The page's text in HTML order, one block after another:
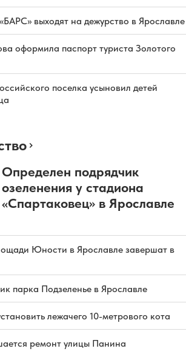
выходят на дежурство в Ярославле
оформила паспорт туриста Золотого
поселка усыновил детей
Определен подрядчик
озеленения у стадиона
«Спартаковец» в Ярославле
Юности в Ярославле завершат в
парка Подзеленье в Ярославле
лежачего 10-метрового кота
ремонт улицы Панина